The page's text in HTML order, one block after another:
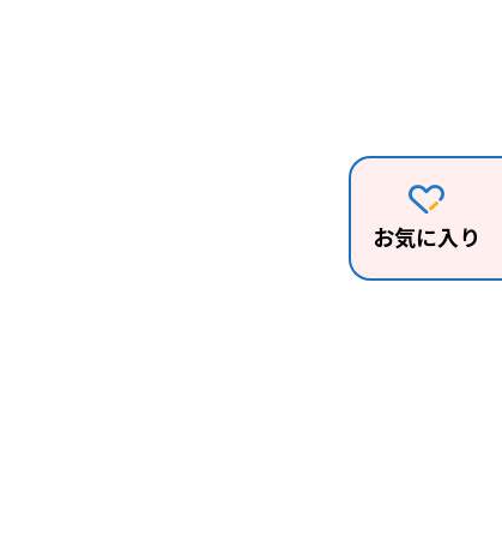
お気に入り